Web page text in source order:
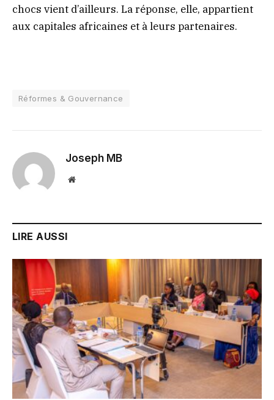
chocs vient d’ailleurs. La réponse, elle, appartient
aux capitales africaines et à leurs partenaires.
Réformes & Gouvernance
Joseph MB
Website
LIRE AUSSI